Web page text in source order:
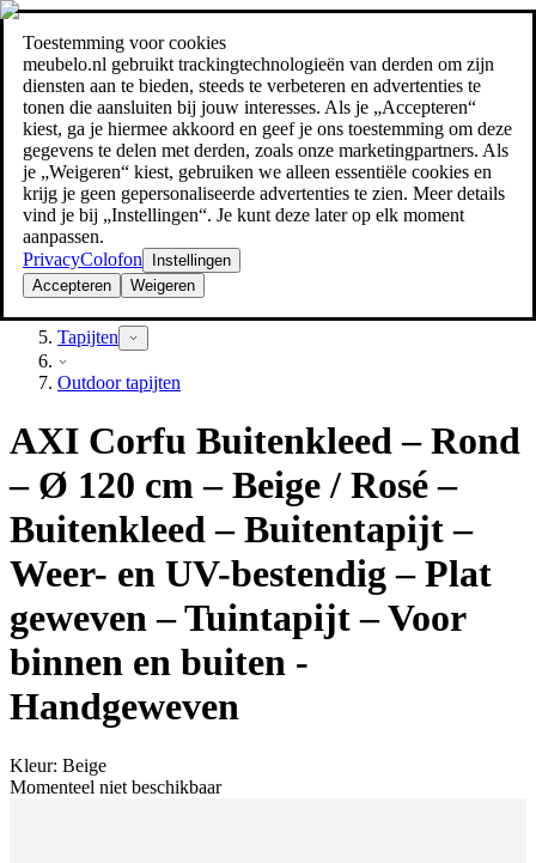
Toestemming voor cookies
meubelo.nl gebruikt trackingtechnologieën van derden om zijn
diensten aan te bieden, steeds te verbeteren en advertenties te
tonen die aansluiten bij jouw interesses. Als je „Accepteren“
kiest, ga je hiermee akkoord en geef je ons toestemming om deze
gegevens te delen met derden, zoals onze marketingpartners. Als
je „Weigeren“ kiest, gebruiken we alleen essentiële cookies en
krijg je geen gepersonaliseerde advertenties te zien. Meer details
vind je bij „Instellingen“. Je kunt deze later op elk moment
aanpassen.
PrivacyColofon
Instellingen
Accepteren
Weigeren
Zoeken
meubel jezelf de beste prijs!meubel jezelf de beste prijs!
Textiel
Tapijten
Outdoor tapijten
AXI Corfu Buitenkleed – Rond
– Ø 120 cm – Beige / Rosé –
Buitenkleed – Buitentapijt –
Weer- en UV-bestendig – Plat
geweven – Tuintapijt – Voor
binnen en buiten -
Handgeweven
Kleur: Beige
Momenteel niet beschikbaar